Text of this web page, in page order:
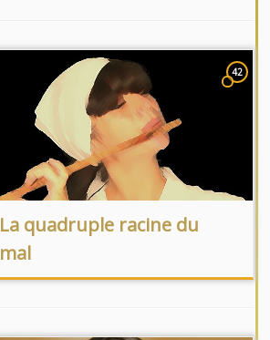
42
La quadruple racine du
mal